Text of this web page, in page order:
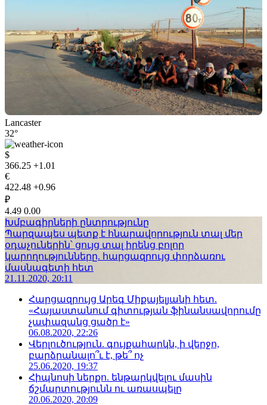
Lancaster
32°
$
366.25 +1.01
€
422.48 +0.96
₽
4.49 0.00
Խմբագիրների ընտրությունը
Պարզապես պետք է հնարավորություն տալ մեր
օդաչուներին՝ ցույց տալ իրենց բոլոր
կարողությունները. հարցազրույց փորձառու
մասնագետի հետ
21.11.2020, 20:11
Հարցազրույց Արեգ Միքայելյանի հետ.
«Հայաստանում գիտության ֆինանսավորումը
չափազանց ցածր է»
06.08.2020, 22:26
Վերլուծություն. գույքահարկն, ի վերջո,
բարձրանալո՞ւ է, թե՞ ոչ
25.06.2020, 19:37
Հիպնոսի ներքո. ենթարկվելու մասին
ճշմարտությունն ու առասպելը
20.06.2020, 20:09